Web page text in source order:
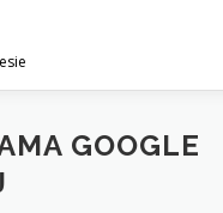
CO ZYSKUJESZ ?
GOOGLE